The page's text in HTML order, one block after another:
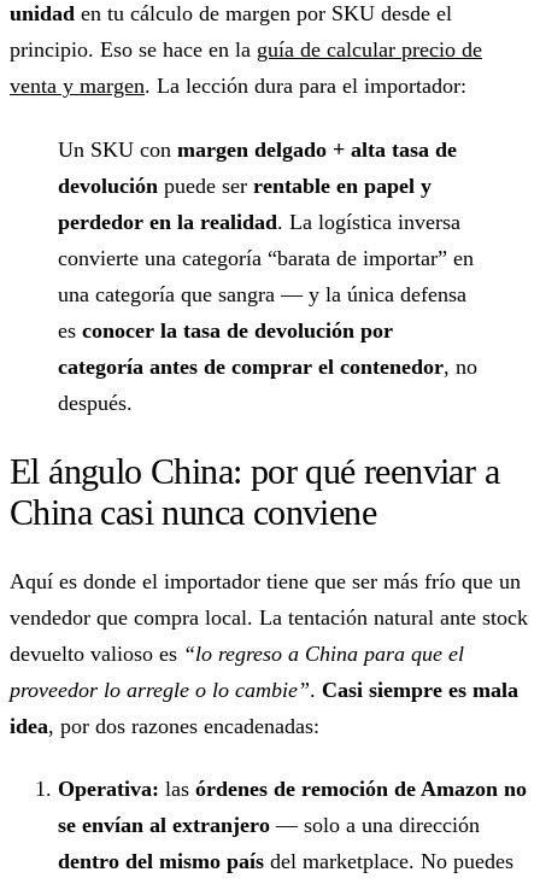
unidad en tu cálculo de margen por SKU desde el
principio. Eso se hace en la guía de calcular precio de
venta y margen. La lección dura para el importador:
Un SKU con margen delgado + alta tasa de
devolución puede ser rentable en papel y
perdedor en la realidad. La logística inversa
convierte una categoría “barata de importar” en
una categoría que sangra — y la única defensa
es conocer la tasa de devolución por
categoría antes de comprar el contenedor, no
después.
El ángulo China: por qué reenviar a
China casi nunca conviene
Aquí es donde el importador tiene que ser más frío que un
vendedor que compra local. La tentación natural ante stock
devuelto valioso es “lo regreso a China para que el
proveedor lo arregle o lo cambie”. Casi siempre es mala
idea, por dos razones encadenadas:
Operativa: las órdenes de remoción de Amazon no
se envían al extranjero — solo a una dirección
dentro del mismo país del marketplace. No puedes